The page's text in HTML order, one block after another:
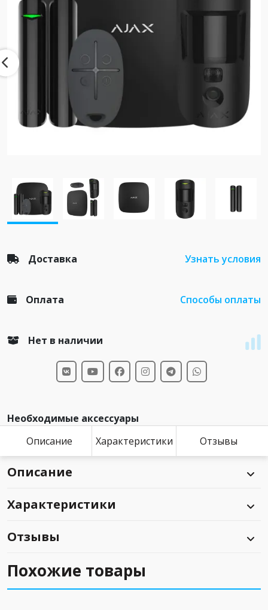
Доставка Узнать условия
Оплата Способы оплаты
Нет в наличии
Необходимые аксессуары
Описание
Характеристики Отзывы
Описание
Характеристики
Отзывы
Похожие товары